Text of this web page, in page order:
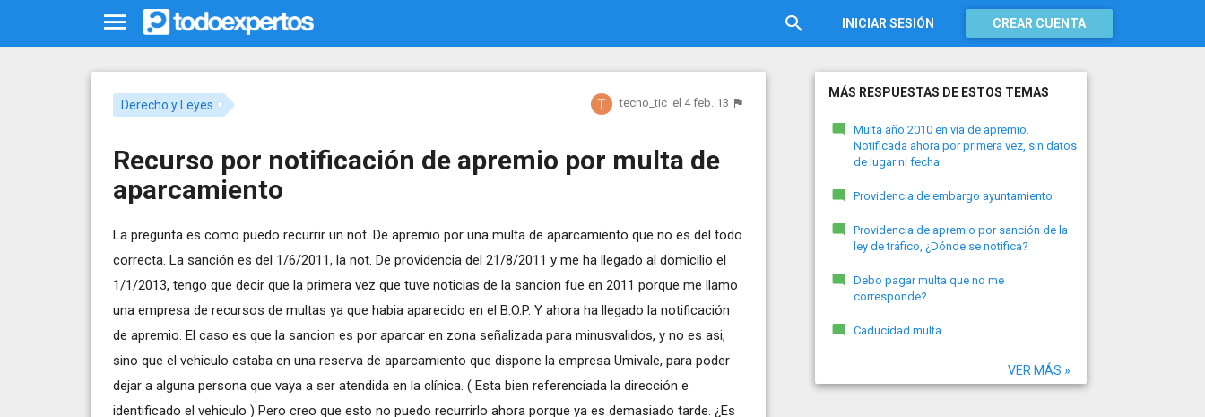
INICIAR SESIÓN CREAR CUENTA
Derecho y Leyes tecno_tic el 4 feb. 13
Recurso por notificación de apremio por multa de
aparcamiento
La pregunta es como puedo recurrir un not. De apremio por una multa de aparcamiento que no es del todo
correcta. La sanción es del 1/6/2011, la not. De providencia del 21/8/2011 y me ha llegado al domicilio el
1/1/2013, tengo que decir que la primera vez que tuve noticias de la sancion fue en 2011 porque me llamo
una empresa de recursos de multas ya que habia aparecido en el B.O.P. Y ahora ha llegado la notificación
de apremio. El caso es que la sancion es por aparcar en zona señalizada para minusvalidos, y no es asi,
sino que el vehiculo estaba en una reserva de aparcamiento que dispone la empresa Umivale, para poder
dejar a alguna persona que vaya a ser atendida en la clínica. ( Esta bien referenciada la dirección e
identificado el vehiculo ) Pero creo que esto no puedo recurrirlo ahora porque ya es demasiado tarde. ¿Es
MÁS RESPUESTAS DE ESTOS TEMAS
Multa año 2010 en vía de apremio.
Notificada ahora por primera vez, sin datos
de lugar ni fecha
Providencia de embargo ayuntamiento
Providencia de apremio por sanción de la
ley de tráfico, ¿Dónde se notifica?
Debo pagar multa que no me
corresponde?
Caducidad multa
VER MÁS »